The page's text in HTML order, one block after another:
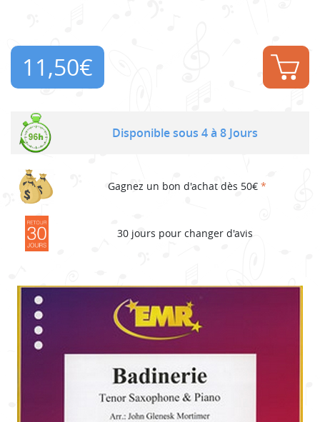
11,50€
Disponible sous 4 à 8 Jours
Gagnez un bon d'achat dès 50€ *
30 jours pour changer d'avis